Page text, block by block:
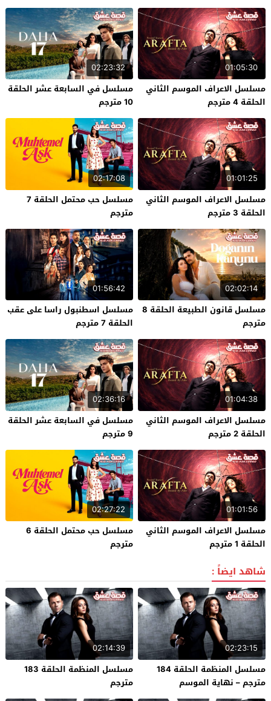
01:05:30
مسلسل الاعراف الموسم الثاني
الحلقة 4 مترجم
02:23:32
مسلسل في السابعة عشر الحلقة
10 مترجم
01:01:25
مسلسل الاعراف الموسم الثاني
الحلقة 3 مترجم
02:17:08
مسلسل حب محتمل الحلقة 7
مترجم
02:02:14
مسلسل قانون الطبيعة الحلقة 8
مترجم
01:56:42
مسلسل اسطنبول راسا على عقب
الحلقة 7 مترجم
01:04:38
مسلسل الاعراف الموسم الثاني
الحلقة 2 مترجم
02:36:16
مسلسل في السابعة عشر الحلقة
9 مترجم
01:01:56
مسلسل الاعراف الموسم الثاني
الحلقة 1 مترجم
02:27:22
مسلسل حب محتمل الحلقة 6
مترجم
شاهد ايضاً :
02:23:15
مسلسل المنظمة الحلقة 184
مترجم – نهاية الموسم
02:14:39
مسلسل المنظمة الحلقة 183
مترجم